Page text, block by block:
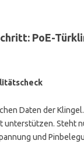
PoE-
Daten der
unterstützen. Steht
und